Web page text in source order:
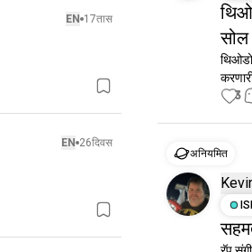
EN 17तास
EN 26दिवस
सोल
3
अनियमित